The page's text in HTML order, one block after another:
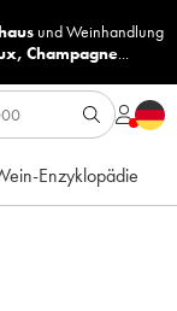
undWeinhandlung
, Champagne...
Enzyklopädie